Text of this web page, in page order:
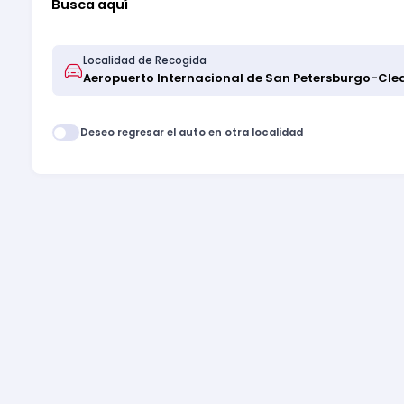
Busca aquí
Localidad de Recogida
Deseo regresar el auto en otra localidad